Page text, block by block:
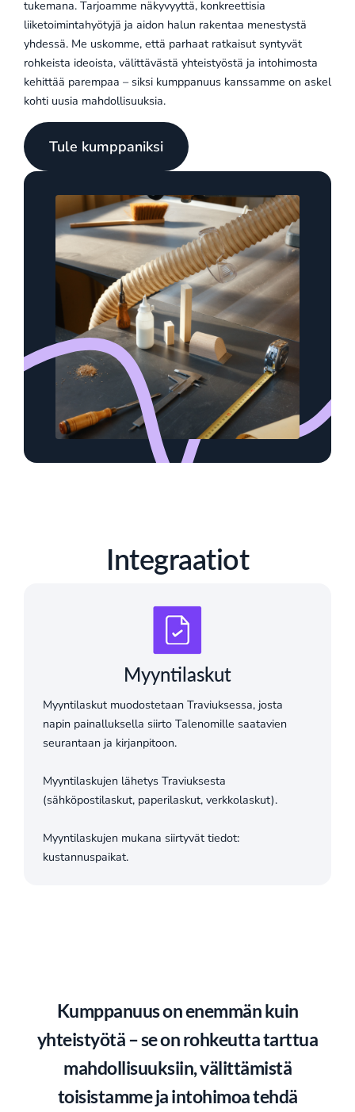
tukemana. Tarjoamme näkyvyyttä, konkreettisia
liiketoimintahyötyjä ja aidon halun rakentaa menestystä
yhdessä. Me uskomme, että parhaat ratkaisut syntyvät
rohkeista ideoista, välittävästä yhteistyöstä ja intohimosta
kehittää parempaa – siksi kumppanuus kanssamme on askel
kohti uusia mahdollisuuksia.
Tule kumppaniksi
Integraatiot
Myyntilaskut
Myyntilaskut muodostetaan Traviuksessa, josta
napin painalluksella siirto Talenomille saatavien
seurantaan ja kirjanpitoon.
Myyntilaskujen lähetys Traviuksesta
(sähköpostilaskut, paperilaskut, verkkolaskut).
Myyntilaskujen mukana siirtyvät tiedot:
kustannuspaikat.
Kumppanuus on enemmän kuin
yhteistyötä – se on rohkeutta tarttua
mahdollisuuksiin, välittämistä
toisistamme ja intohimoa tehdä